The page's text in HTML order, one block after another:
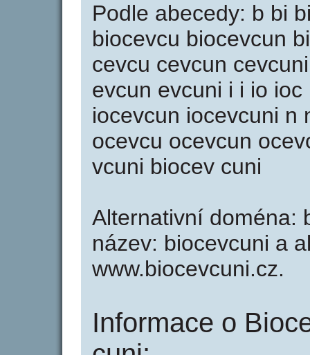
Podle abecedy: b bi
biocevcu biocevcun
cevcu cevcun
evcun evcuni i i io
iocevcun iocevcuni n
ocevcu ocevcun
vcuni biocev cuni
Alternativní doména:
název: biocevcuni a
www.biocevcuni.cz.
Informace o